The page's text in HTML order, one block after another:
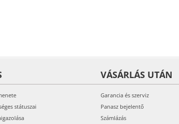
státuszai
VÁSÁRLÁS UTÁN
Garancia és szerviz
Panasz bejelentő
Számlázás